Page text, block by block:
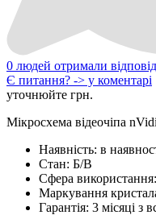
0 людей отримали
Є питання? -> у коментарі
уточнюйте грн.
Мікросхема відеочіпа
Наявність: в
Стан: Б/В
Сфера використання:
Маркування
Гарантія: 3 місяці з